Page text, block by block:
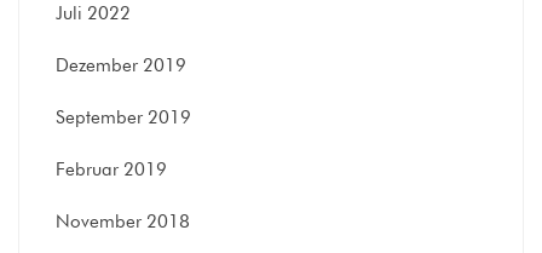
Juli 2022
Dezember 2019
September 2019
Februar 2019
November 2018